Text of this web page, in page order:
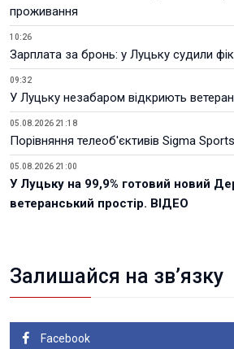
проживання
10:26
Зарплата за бронь: у Луцьку судили
09:32
У Луцьку незабаром відкриють
05.08.2026 21:18
Порівняння телеоб'єктивів Sigma
05.08.2026 21:00
У Луцьку на 99,9% готовий новий
ветеранський простір. ВІДЕО
Залишайся на зв’язку
Facebook